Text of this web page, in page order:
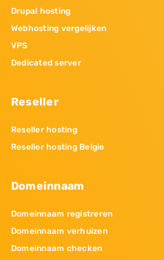
Drupal hosting
Webhosting vergelijken
VPS
Dedicated server
Reseller
Reseller hosting
Reseller hosting Belgie
Domeinnaam
Domeinnaam registreren
Domeinnaam verhuizen
Domeinnaam checken